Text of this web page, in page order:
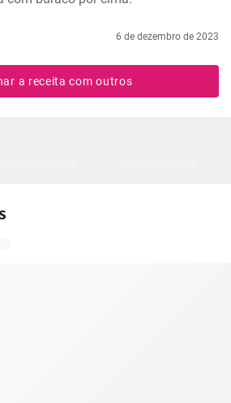
6 de dezembro de 2023
a receita com outros